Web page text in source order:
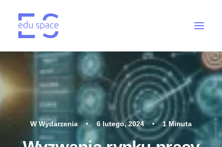
WWydarzenia • 6 lutego, 2024 • 1 Minuta